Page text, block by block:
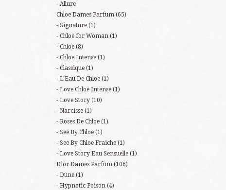
Allure
Chloe Dames Parfum (65)
Signature (1)
Chloe for Woman (1)
Chloe (8)
Chloe Intense (1)
Classique (1)
L'Eau De Chloe (1)
Love Chloe Intense (1)
Love Story (10)
Narcisse (1)
Roses De Chloe (1)
See By Chloe (1)
See By Chloe Fraiche (1)
Love Story Eau Sensuelle (1)
Dior Dames Parfum (106)
Dune (1)
Hypnotic Poison (4)